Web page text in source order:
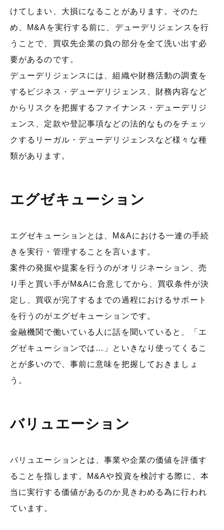
けてしまい、大損になることがあります。そのた
め、M&Aを実行する前に、デューデリジェンスを行
うことで、買収先企業の負の部分を全て洗い出す必
要があるのです。
デューデリジェンスには、組織や財務活動の調査を
するビジネス・デューデリジェンス、財務内容など
からリスクを把握するファイナンス・デューデリジ
ェンス、定款や登記事項などの法的なものをチェッ
クするリーガル・デューデリジェンスなど様々な種
類があります。
エグゼキューション
エグゼキューションとは、M&Aにおける一連の手続
きを実行・管理することを言います。
案件の発掘や提案を行うのがオリジネーション、売
り手と買い手がM&Aに合意してから、買収条件が決
定し、買収が完了するまでの過程におけるサポート
を行うのがエグゼキューションです。
金融機関で働いている人に話を聞いていると、「エ
グゼキューションでは…」といきなり使ってくるこ
とが多いので、事前に意味を把握しておきましょ
う。
バリュエーション
バリュエーションとは、事業や企業の価値を評価す
ることを指します。M&Aや投資を検討する際に、本
当に実行する価値があるのか見きわめる為に行われ
ています。